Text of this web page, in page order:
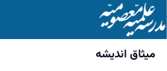
میثاق اندیشه